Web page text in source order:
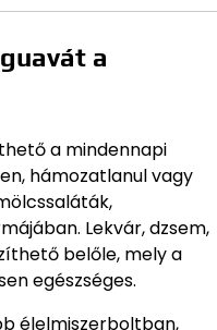
a
a mindennapi
hámozatlanul vagy
Lekvár, dzsem,
belőle, mely a
egészséges.
élelmiszerboltban,